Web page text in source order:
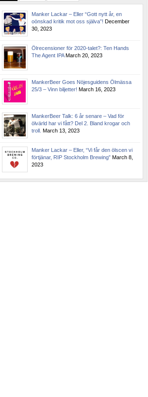
Manker Lackar – Eller “Gott nytt år, en
oönskad kritik mot oss själva”! December
30, 2023
Ölrecensioner för 2020-talet?: Ten Hands
The Agent IPA March 20, 2023
MankerBeer Goes Nöjesguidens Ölmässa
25/3 – Vinn biljetter! March 16, 2023
MankerBeer Talk: 6 år senare – Vad för
ölvärld har vi fått? Del 2. Bland krogar och
troll. March 13, 2023
Manker Lackar – Eller, “Vi får den ölscen vi
förtjänar, RIP Stockholm Brewing” March 8,
2023